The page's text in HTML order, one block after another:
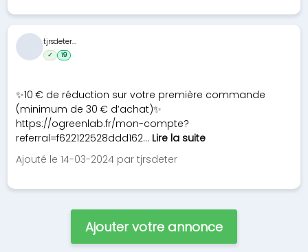
✨10 € de réduction sur votre première commande
(minimum de 30 € d’achat)✨
https://ogreenlab.fr/mon-compte?
referral=f622122528ddd162... Lire la suite
Ajouté le 14-03-2024 par tjrsdeter
tjrsdeter...
✓ 19
Ajouter votre annonce